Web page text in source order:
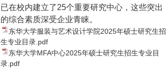
已在校内建立了25个重要研究中心，这些突出
的综合素质深受企业青睐。
东华大学服装与艺术设计学院2025年硕士研究生招
生专业目录.pdf
东华大学MFA中心2025年硕士研究生招生专业目
录.pdf